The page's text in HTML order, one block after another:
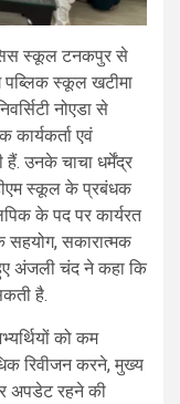
स्कूल टनकपुर से
पब्लिक स्कूल खटीमा
नोएडा से
कार्यकर्ता एवं
हैं. उनके चाचा धर्मेंद्र
स्कूल के प्रबंधक
के पद पर कार्यरत
सकारात्मक
अंजली चंद ने कहा कि
है.
को कम
रिवीजन करने, मुख्य
अपडेट रहने की